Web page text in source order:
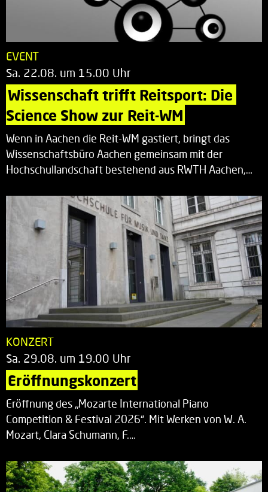
EVENT
Sa. 22.08. um 15.00 Uhr
Wissenschaft trifft Reitsport: Die
Science Show zur Reit-WM
Wenn in Aachen die Reit-WM gastiert, bringt das
Wissenschaftsbüro Aachen gemeinsam mit der
Hochschullandschaft bestehend aus RWTH Aachen,…
KONZERT
Sa. 29.08. um 19.00 Uhr
Eröffnungskonzert
Eröffnung des „Mozarte International Piano
Competition & Festival 2026“. Mit Werken von W. A.
Mozart, Clara Schumann, F.…